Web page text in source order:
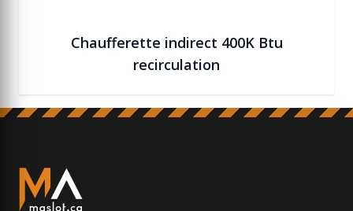
Chaufferette indirect 400K Btu
recirculation